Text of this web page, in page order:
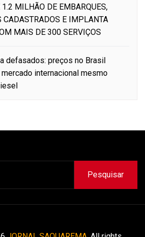
MILHÃO DE EMBARQUES,
E IMPLANTA
MAIS DE 300 SERVIÇOS
defasados: preços no Brasil
internacional mesmo